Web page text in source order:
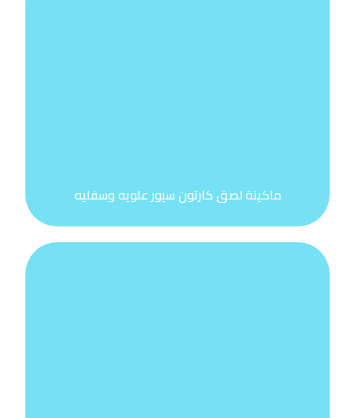
ماكينة لصق كارتون سيور علويه وسفليه